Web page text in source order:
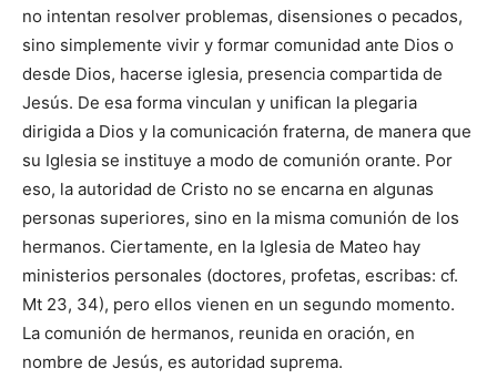
no intentan resolver problemas, disensiones o pecados,
sino simplemente vivir y formar comunidad ante Dios o
desde Dios, hacerse iglesia, presencia compartida de
Jesús. De esa forma vinculan y unifican la plegaria
dirigida a Dios y la comunicación fraterna, de manera que
su Iglesia se instituye a modo de comunión orante. Por
eso, la autoridad de Cristo no se encarna en algunas
personas superiores, sino en la misma comunión de los
hermanos. Ciertamente, en la Iglesia de Mateo hay
ministerios personales (doctores, profetas, escribas: cf.
Mt 23, 34), pero ellos vienen en un segundo momento.
La comunión de hermanos, reunida en oración, en
nombre de Jesús, es autoridad suprema.